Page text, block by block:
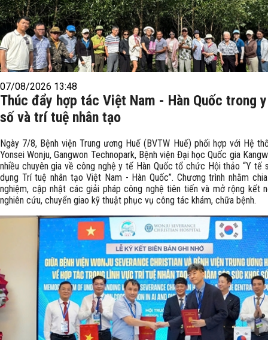
07/08/2026 13:48
Thúc đẩy hợp tác Việt Nam - Hàn Quốc trong
số và trí tuệ nhân tạo
Ngày 7/8, Bệnh viện Trung ương Huế (BVTW Huế) phối hợp với Hệ
Yonsei Wonju, Gangwon Technopark, Bệnh viện Đại học Quốc gia
nhiều chuyên gia về công nghệ y tế Hàn Quốc tổ chức Hội thảo “Y tế
dụng Trí tuệ nhân tạo Việt Nam - Hàn Quốc”. Chương trình nhằm
nghiệm, cập nhật các giải pháp công nghệ tiên tiến và mở rộng kết
nghiên cứu, chuyển giao kỹ thuật phục vụ công tác khám, chữa bệnh.